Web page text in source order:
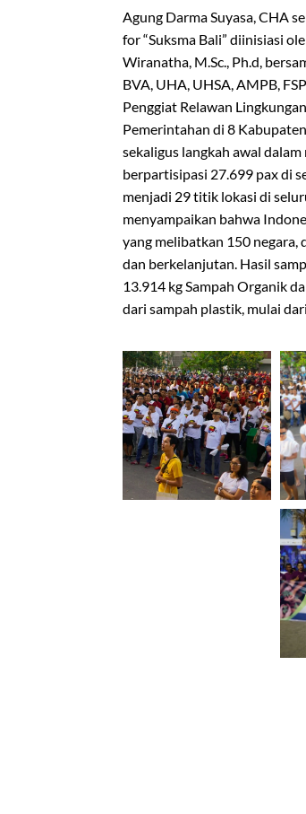
Agung Darma Suyasa, CHA
for “Suksma Bali” diinisiasi
Wiranatha, M.Sc., Ph.d,
BVA, UHA, UHSA, AMPB,
Penggiat Relawan
Pemerintahan di 8
sekaligus langkah awal
berpartisipasi 27.699 pax di
menjadi 29 titik lokasi di
menyampaikan bahwa
yang melibatkan 150 negara,
dan berkelanjutan. Hasil
13.914 kg Sampah Organik
dari sampah plastik, mulai